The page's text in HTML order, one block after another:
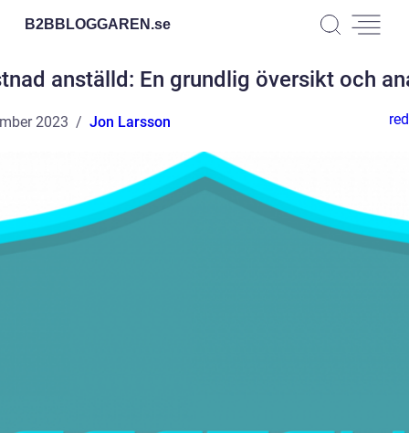
B2BBLOGGAREN.se
anställd: En grundlig översikt och
2023 Jon Larsson